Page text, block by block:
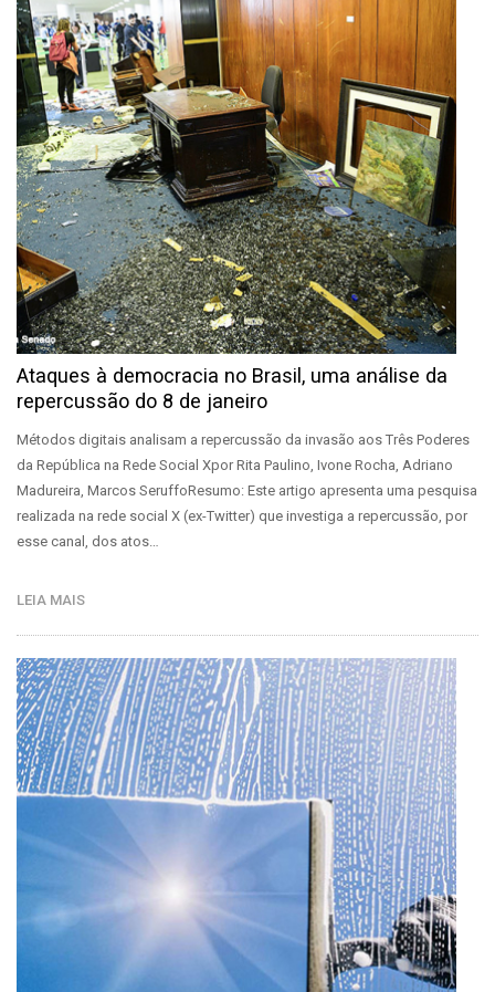
Ataques à democracia no Brasil, uma análise da
repercussão do 8 de janeiro
Métodos digitais analisam a repercussão da invasão aos Três Poderes
da República na Rede Social Xpor Rita Paulino, Ivone Rocha, Adriano
Madureira, Marcos SeruffoResumo: Este artigo apresenta uma pesquisa
realizada na rede social X (ex-Twitter) que investiga a repercussão, por
esse canal, dos atos…
LEIA MAIS